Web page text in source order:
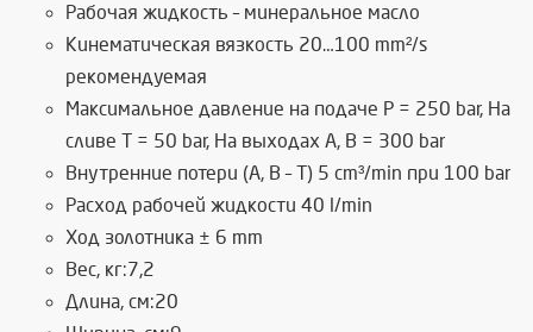
Рабочая жидкость – минеральное масло
Кинематическая вязкость 20…100 mm²/s
рекомендуемая
Максимальное давление на подаче P = 250 bar, На
сливе T = 50 bar, На выходах A, B = 300 bar
Внутренние потери (А, В – Т) 5 cm³/min при 100 bar
Расход рабочей жидкости 40 l/min
Ход золотника ± 6 mm
Вес, кг:7,2
Длина, см:20